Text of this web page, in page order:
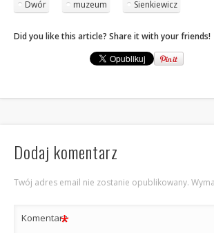
Dwór muzeum Sienkiewicz
Did you like this article? Share it with your friends!
Dodaj komentarz
Twój adres email nie zostanie opublikowany.
Komentarz
*